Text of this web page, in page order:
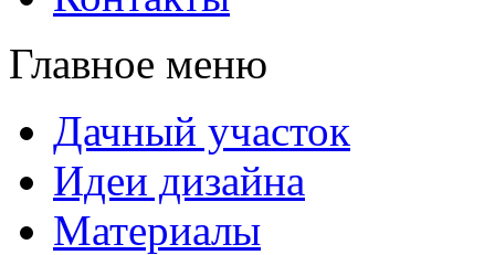
Главное меню
Дачный участок
Идеи дизайна
Материалы